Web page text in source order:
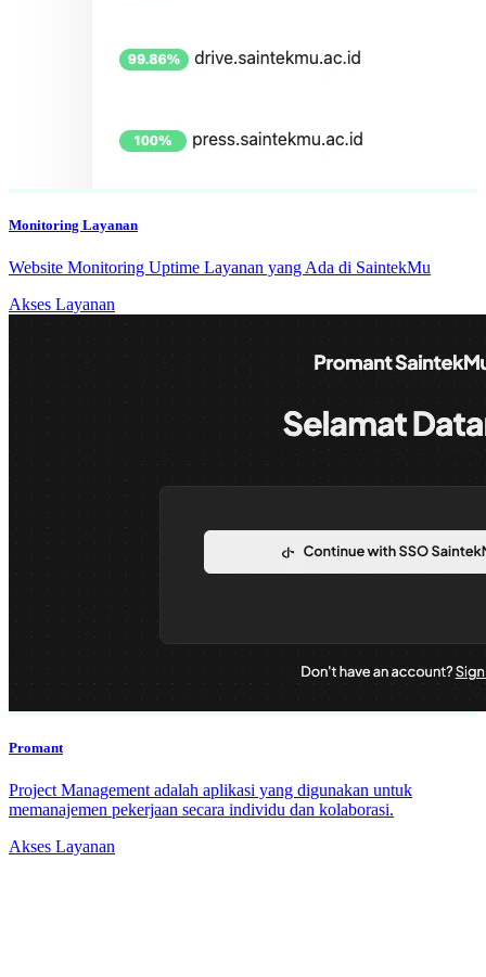
Monitoring Layanan
Website Monitoring Uptime Layanan yang Ada di SaintekMu
Akses Layanan
Promant
Project Management adalah aplikasi yang digunakan untuk
memanajemen pekerjaan secara individu dan kolaborasi.
Akses Layanan